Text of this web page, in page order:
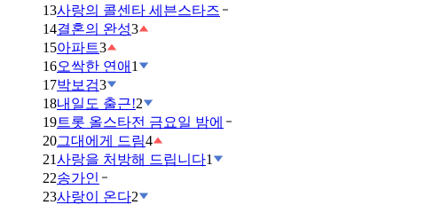
13사랑의 콜센타 세븐스타즈
14결혼의 완성3
15아파트3
16오싹한 연애 1
17박보검3
18내일도 출근!2
19트롯 올스타전 금요일 밤에
20그대에게 드림4
21사랑을 처방해 드립니다1
22송가인
23사랑이 온다2